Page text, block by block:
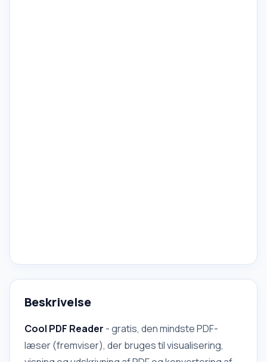
Beskrivelse
Cool PDF Reader - gratis, den mindste PDF-
læser (fremviser), der bruges til visualisering,